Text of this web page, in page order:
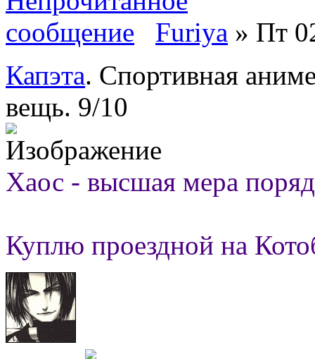
Furiya » Пт
Капэта. Спортивная
вещь. 9/10
Хаос - высшая мера
Куплю проездной на